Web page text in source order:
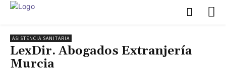
ASISTENCIA SANITARIA
LexDir. Abogados Extranjería
Murcia